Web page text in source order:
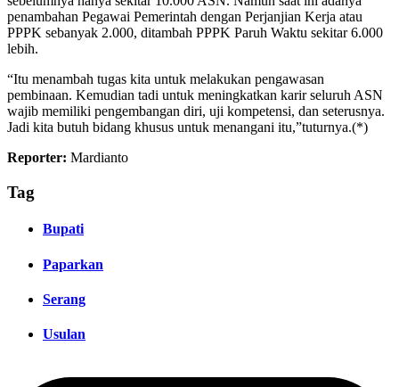
penambahan Pegawai Pemerintah dengan Perjanjian Kerja atau
PPPK sebanyak 2.000, ditambah PPPK Paruh Waktu sekitar 6.000
lebih.
“Itu menambah tugas kita untuk melakukan pengawasan
pembinaan. Kemudian tadi untuk meningkatkan karir seluruh ASN
wajib memiliki pengembangan diri, uji kompetensi, dan seterusnya.
Jadi kita butuh bidang khusus untuk menangani itu,”tuturnya.(*)
Reporter: Mardianto
Tag
Bupati
Paparkan
Serang
Usulan